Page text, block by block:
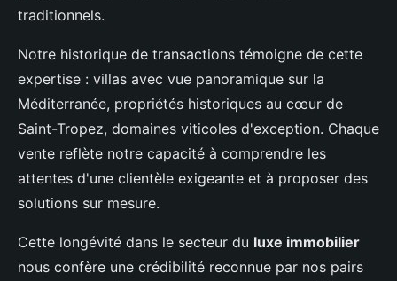
traditionnels.
Notre historique de transactions témoigne de cette
expertise : villas avec vue panoramique sur la
Méditerranée, propriétés historiques au cœur de
Saint-Tropez, domaines viticoles d'exception. Chaque
vente reflète notre capacité à comprendre les
attentes d'une clientèle exigeante et à proposer des
solutions sur mesure.
Cette longévité dans le secteur du luxe immobilier
nous confère une crédibilité reconnue par nos pairs